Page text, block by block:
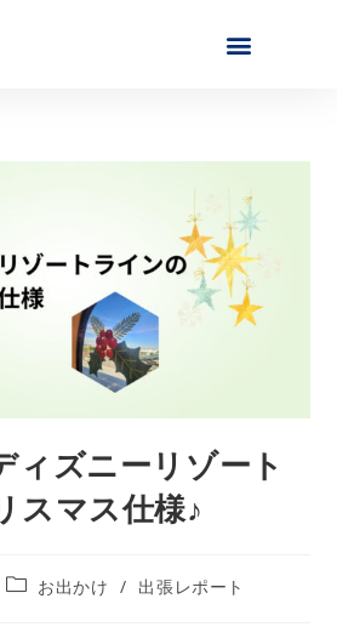
ィズニーリゾート
スマス仕様♪
お出かけ / 出張レポート